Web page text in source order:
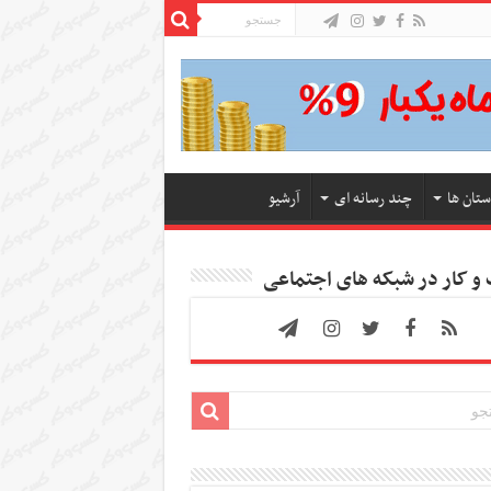
ها چند رسانه ای آرشیو
کار در شبکه های اجتماعی